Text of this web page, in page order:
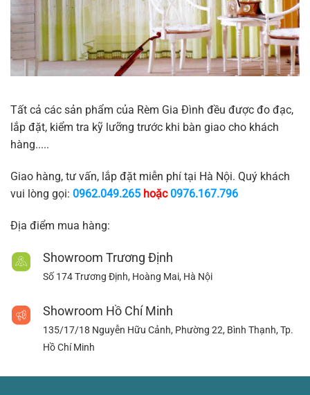
Tất cả các sản phẩm của Rèm Gia Đình đều được đo đạc,
lắp đặt, kiểm tra kỹ lưỡng trước khi bàn giao cho khách
hàng.....
Giao hàng, tư vấn, lắp đặt miễn phí tại Hà Nội. Quý khách
vui lòng gọi: 0962.049.265 hoặc0976.167.796
Địa điểm mua hàng:
Showroom Trương Định
Số 174 Trương Định, Hoàng Mai, Hà Nội
Showroom Hồ Chí Minh
135/17/18 Nguyễn Hữu Cảnh, Phường 22, Bình Thạnh, Tp.
Hồ Chí Minh